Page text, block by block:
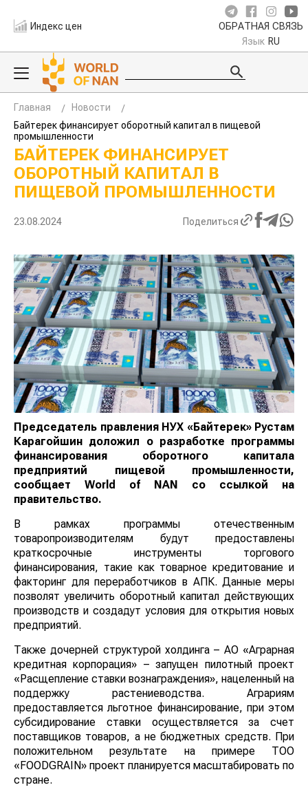
Индекс цен ОБРАТНАЯ СВЯЗЬ
Язык RU
Главная
Новости
Байтерек финансирует оборотный капитал в пищевой
промышленности
БАЙТЕРЕК ФИНАНСИРУЕТ
ОБОРОТНЫЙ КАПИТАЛ В
ПИЩЕВОЙ ПРОМЫШЛЕННОСТИ
23.08.2024 Поделиться
Председатель правления НУХ «Байтерек» Рустам
Карагойшин доложил о разработке программы
финансирования оборотного капитала
предприятий пищевой промышленности,
сообщает World of NAN
со ссылкой на
правительство.
В рамках программы отечественным
товаропроизводителям будут предоставлены
краткосрочные инструменты торгового
финансирования, такие как товарное кредитование и
факторинг для переработчиков в АПК. Данные меры
позволят увеличить оборотный капитал действующих
производств и создадут условия для открытия новых
предприятий.
Также дочерней структурой холдинга – АО «Аграрная
кредитная корпорация» – запущен пилотный проект
«Расщепление ставки вознаграждения», нацеленный на
поддержку растениеводства. Аграриям
предоставляется льготное финансирование, при этом
субсидирование ставки осуществляется за счет
поставщиков товаров, а не бюджетных средств. При
положительном результате на примере ТОО
«FOODGRAIN» проект планируется масштабировать по
стране.